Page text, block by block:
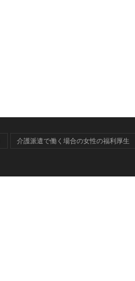
介護派遣で働く場合の女性の福利厚生